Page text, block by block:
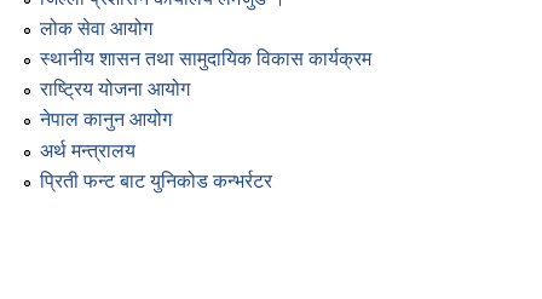
लोक सेवा आयोग
स्थानीय शासन तथा सामुदायिक विकास कार्यक्रम
राष्ट्रिय योजना आयोग
नेपाल कानुन आयोग
अर्थ मन्त्रालय
प्रिती फन्ट बाट युनिकोड कन्भर्रटर